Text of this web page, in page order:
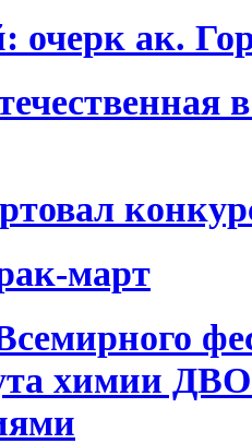
очерк ак.
март
химии